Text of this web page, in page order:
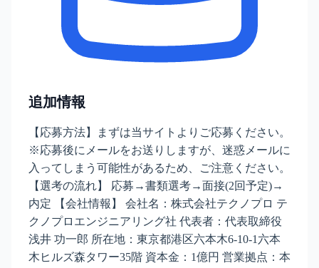
追加情報
【応募方法】まずは当サイトよりご応募ください。
※応募後にメールをお送りしますが、迷惑メールに
入ってしまう可能性があるため、ご注意ください。
【選考の流れ】 応募→書類選考→面接(2回予定)→
内定 【会社情報】 会社名：株式会社テクノプロ テ
クノプロエンジニアリング社 代表者：代表取締役
浅井 功一郎 所在地：東京都港区六本木6-10-1六本
木ヒルズ森タワー35階 資本金：1億円 営業拠点：本